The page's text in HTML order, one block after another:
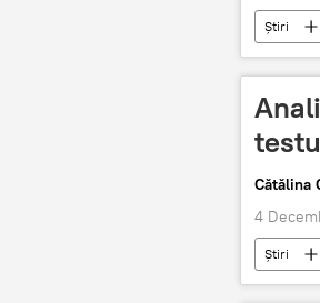
Știri
Cătălina
4
Știri
Opoziție